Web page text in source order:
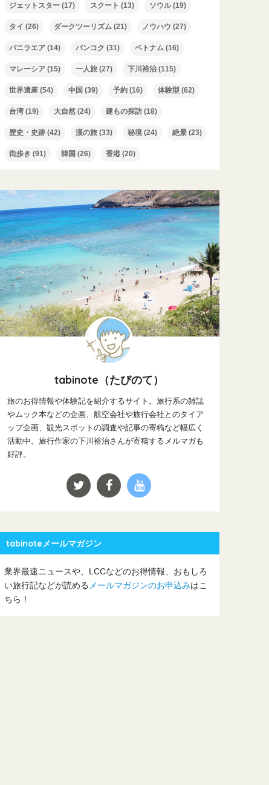
ジェットスター (17) スクート (13) ソウル(19)
タイ (26) ダークツーリズム (21) ノウハウ (27)
バニラエア (14) バンコク (31) ベトナム (16)
マレーシア (15) 一人旅 (27) 下川裕治(115)
世界遺産 (54) 中国 (39) 予約 (16) 体験型 (62)
台湾 (19) 大自然 (24) 建もの探訪 (18)
歴史・史跡 (42) 漢の旅 (33) 秘境 (24) 絶景 (23)
街歩き (91) 韓国 (26) 香港 (20)
tabinote（たびのて）
旅のお得情報や体験記を紹介するサイト。旅行系の雑誌
やムック本などの企画、航空会社や旅行会社とのタイア
ップ企画、観光スポットの調査や記事の寄稿など幅広く
活動中。旅行作家の下川裕治さんが寄稿するメルマガも
好評。
tabinoteメールマガジン
業界最速ニュースや、LCCなどのお得情報、おもしろ
い旅行記などが読める メールマガジンのお申込みはこ
ちら！